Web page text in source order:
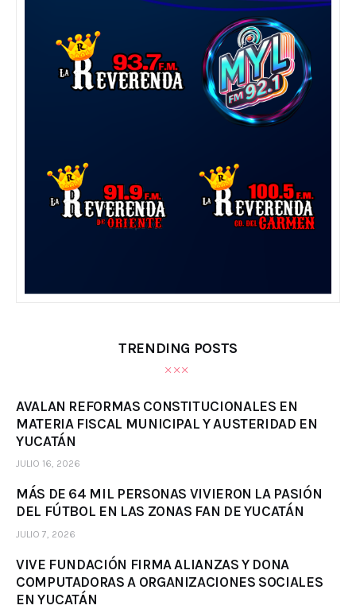
TRENDING POSTS
AVALAN REFORMAS CONSTITUCIONALES EN
MATERIA FISCAL MUNICIPAL Y AUSTERIDAD EN
YUCATÁN
JULIO 16, 2026
MÁS DE 64 MIL PERSONAS VIVIERON LA PASIÓN
DEL FÚTBOL EN LAS ZONAS FAN DE YUCATÁN
JULIO 7, 2026
VIVE FUNDACIÓN FIRMA ALIANZAS Y DONA
COMPUTADORAS A ORGANIZACIONES SOCIALES
EN YUCATÁN